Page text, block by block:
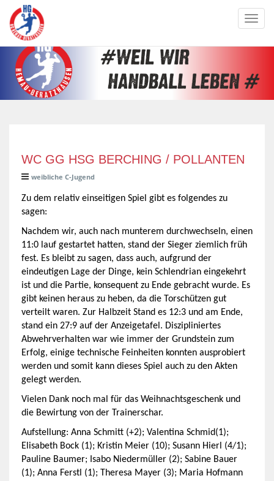
WC GG HSG BERCHING / POLLANTEN
weibliche C-Jugend
Zu dem relativ einseitigen Spiel gibt es folgendes zu
sagen:
Nachdem wir, auch nach munterem durchwechseln, einen
11:0 lauf gestartet hatten, stand der Sieger ziemlich früh
fest. Es bleibt zu sagen, dass auch, aufgrund der
eindeutigen Lage der Dinge, kein Schlendrian eingekehrt
ist und die Partie, konsequent zu Ende gebracht wurde. Es
gibt keinen heraus zu heben, da die Torschützen gut
verteilt waren. Zur Halbzeit Stand es 12:3 und am Ende,
stand ein 27:9 auf der Anzeigetafel. Diszipliniertes
Abwehrverhalten war wie immer der Grundstein zum
Erfolg, einige technische Feinheiten konnten ausprobiert
werden und somit kann dieses Spiel auch zu den Akten
gelegt werden.
Vielen Dank noch mal für das Weihnachtsgeschenk und
die Bewirtung von der Trainerschar.
Aufstellung: Anna Schmitt (+2); Valentina Schmid(1);
Elisabeth Bock (1); Kristin Meier (10); Susann Hierl (4/1);
Pauline Baumer; Isabo Niedermüller (2); Sabine Bauer
(1); Anna Ferstl (1); Theresa Mayer (3); Maria Hofmann